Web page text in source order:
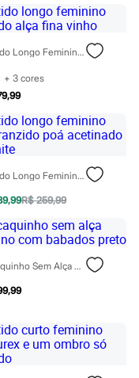
Vestido Longo Feminino Franzido Alça Fina Vinho
+ 3 cores
Vestido Longo Feminino Com Franzido Poá Acetinado Off White
R$ 259,99
Macaquinho Sem Alça Feminino Com Babados Preto